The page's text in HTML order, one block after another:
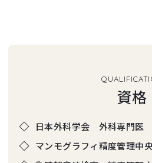
資格
日本外科学会 外科専門医
マンモグラフィ精度管理中